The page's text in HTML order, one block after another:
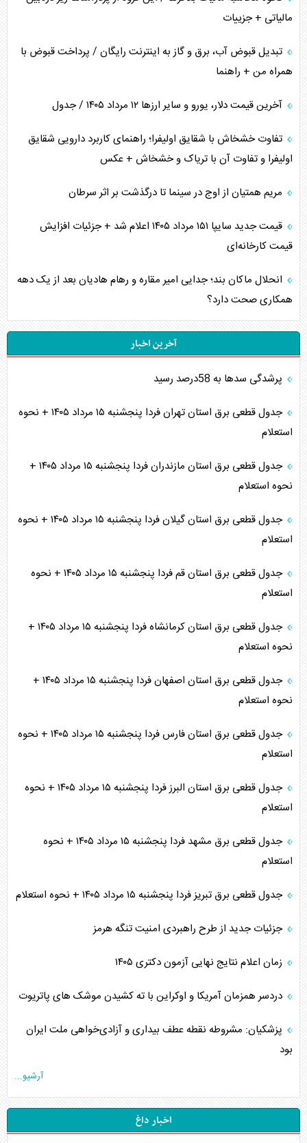
مالیاتی + جزییات
تبدیل قبوض آب، برق و گاز به اینترنت رایگان / پرداخت قبوض با
همراه من + راهنما
آخرین قیمت دلار، یورو و سایر ارز‌ها ۱۲ مرداد ۱۴۰۵ / جدول
تفاوت خشخاش با شقایق اولیفرا؛ راهنمای کاربرد دارویی شقایق
اولیفرا و تفاوت آن با تریاک و خشخاش + عکس
مریم همتیان از اوج در سینما تا درگذشت بر اثر سرطان
قیمت جدید سایپا ۱۵۱ مرداد ۱۴۰۵ اعلام شد + جزئیات افزایش
قیمت کارخانه‌ای
انحلال ماکان بند؛ جدایی امیر مقاره و رهام هادیان بعد از یک دهه
همکاری صحت دارد؟
آخرین اخبار
پرشدگی سدها به 58درصد رسید
جدول قطعی برق استان تهران فردا پنجشنبه ۱۵ مرداد ۱۴۰۵ + نحوه
استعلام
جدول قطعی برق استان مازندران فردا پنجشنبه ۱۵ مرداد ۱۴۰۵ +
نحوه استعلام
جدول قطعی برق استان گیلان فردا پنجشنبه ۱۵ مرداد ۱۴۰۵ + نحوه
استعلام
جدول قطعی برق استان قم فردا پنجشنبه ۱۵ مرداد ۱۴۰۵ + نحوه
استعلام
جدول قطعی برق استان کرمانشاه فردا پنجشنبه ۱۵ مرداد ۱۴۰۵ +
نحوه استعلام
جدول قطعی برق استان اصفهان فردا پنجشنبه ۱۵ مرداد ۱۴۰۵ +
نحوه استعلام
جدول قطعی برق استان فارس فردا پنجشنبه ۱۵ مرداد ۱۴۰۵ + نحوه
استعلام
جدول قطعی برق استان البرز فردا پنجشنبه ۱۵ مرداد ۱۴۰۵ + نحوه
استعلام
جدول قطعی برق مشهد فردا پنجشنبه ۱۵ مرداد ۱۴۰۵ + نحوه
استعلام
جدول قطعی برق تبریز فردا پنجشنبه ۱۵ مرداد ۱۴۰۵ + نحوه استعلام
جزئیات جدید از طرح راهبردی امنیت تنگه هرمز
زمان اعلام نتایج نهایی آزمون دکتری ۱۴۰۵
دردسر همزمان آمریکا و اوکراین با ته کشیدن موشک های پاتریوت
پزشکیان: مشروطه نقطه عطف بیداری و آزادی‌خواهی ملت ایران
بود
آرشیو...
اخبار داغ